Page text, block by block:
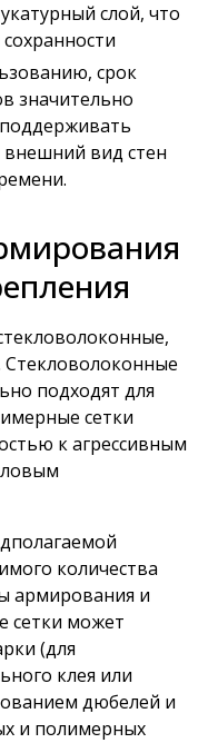
слой, что
срок
значительно
внешний вид стен
Стекловолоконные
подходят для
сетки
к агрессивным
количества
армирования и
сетки может
(для
клея или
дюбелей и
и полимерных